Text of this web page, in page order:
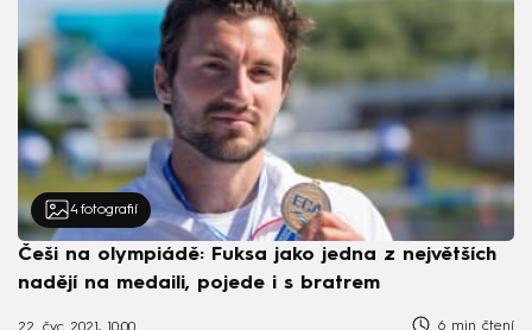
4 fotografií
Češi na olympiádě: Fuksa jako jedna z největších
nadějí na medaili, pojede i s bratrem
6 min čtení